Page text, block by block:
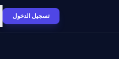
تسجيل الدخول